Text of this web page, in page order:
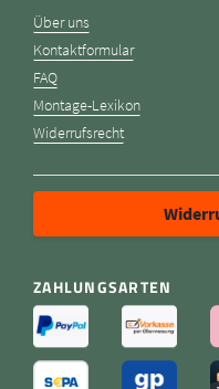
Über uns
Kontaktformular
FAQ
Montage-Lexikon
Widerrufsrecht
ZAHLUNGSARTEN